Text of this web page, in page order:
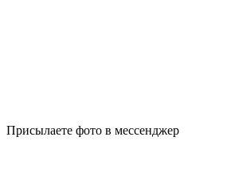
Присылаете фото в мессенджер